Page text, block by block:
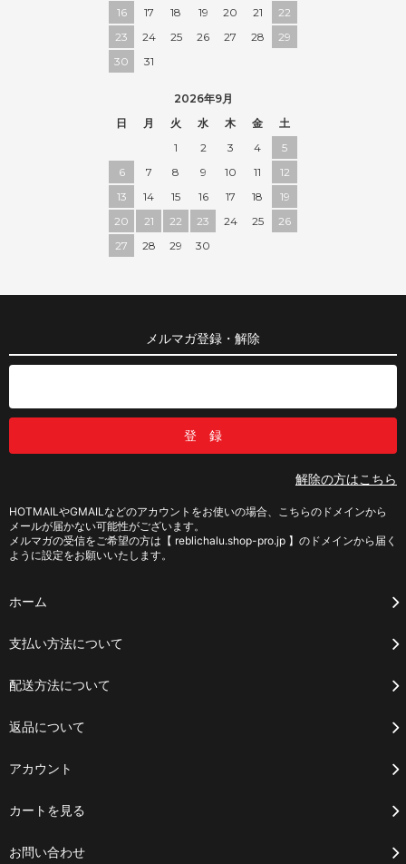
16
17 18 19 20 21
22
23
24 25 26 27 28
29
30
31
2026年9月
日
月 火 水 木 金
土
1
2 3 4
5
6
7 8 9 10 11
12
13
14 15 16 17 18
19
20
21 22 23 24 25
26
27
28 29 30
メルマガ登録・解除
解除の方はこちら
HOTMAILやGMAILなどのアカウントをお使いの場合、こちらのドメインから
メールが届かない可能性がございます。
メルマガの受信をご希望の方は【 reblichalu.shop-pro.jp 】のドメインから届く
ように設定をお願いいたします。
ホーム
支払い方法について
配送方法について
返品について
アカウント
カートを見る
お問い合わせ